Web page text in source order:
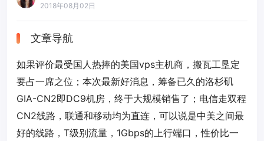
2018年08月02日
文章导航
如果评价最受国人热捧的美国vps主机商，搬瓦工垦定
要占一席之位；本次最新好消息，筹备已久的洛杉矶
GIA-CN2即DC9机房，终于大规模销售了；电信走双程
CN2线路，联通和移动均为直连，可以说是中美之间最
好的线路，T级别流量，1Gbps的上行端口，性价比一